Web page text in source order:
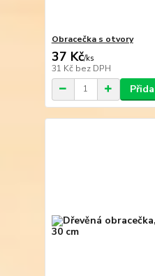
Obracečka s otvory
37 Kč/ks
31 Kč bez DPH